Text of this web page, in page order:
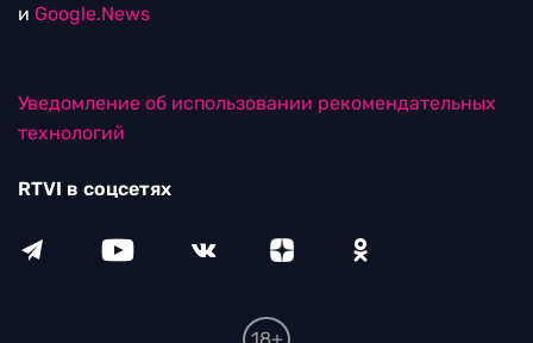
и Google.News
Уведомление об использовании рекомендательных
технологий
RTVI в соцсетях
18+